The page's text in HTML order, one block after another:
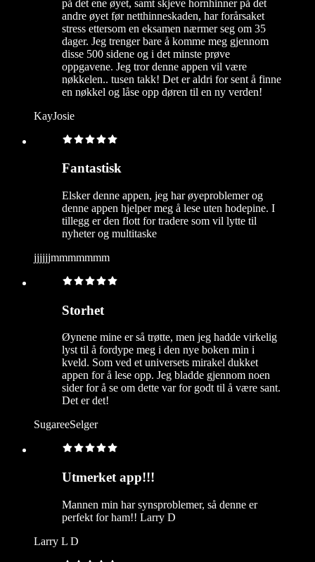
på det ene øyet, samt skjeve hornhinner på det
andre øyet før netthinneskaden, har forårsaket
stress ettersom en eksamen nærmer seg om 35
dager. Jeg trenger bare å komme meg gjennom
disse 500 sidene og i det minste prøve
oppgavene. Jeg tror denne appen vil være
nøkkelen.. tusen takk! Det er aldri for sent å finne
en nøkkel og låse opp døren til en ny verden!
KayJosie
Fantastisk
Elsker denne appen, jeg har øyeproblemer og
denne appen hjelper meg å lese uten hodepine. I
tillegg er den flott for tradere som vil lytte til
nyheter og multitaske
jjjjjjmmmmmmm
Storhet
Øynene mine er så trøtte, men jeg hadde virkelig
lyst til å fordype meg i den nye boken min i
kveld. Som ved et universets mirakel dukket
appen for å lese opp. Jeg bladde gjennom noen
sider for å se om dette var for godt til å være sant.
Det er det!
SugareeSelger
Utmerket app!!!
Mannen min har synsproblemer, så denne er
perfekt for ham!! Larry D
Larry L D